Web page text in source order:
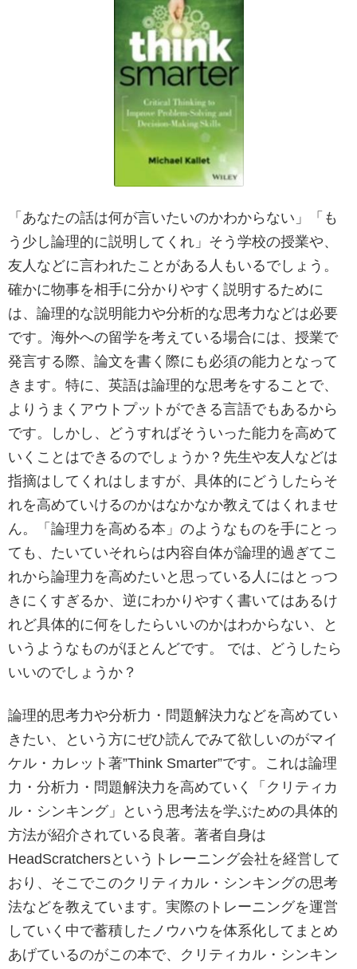
「あなたの話は何が言いたいのかわからない」「も
う少し論理的に説明してくれ」そう学校の授業や、
友人などに言われたことがある人もいるでしょう。
確かに物事を相手に分かりやすく説明するために
は、論理的な説明能力や分析的な思考力などは必要
です。海外への留学を考えている場合には、授業で
発言する際、論文を書く際にも必須の能力となって
きます。特に、英語は論理的な思考をすることで、
よりうまくアウトプットができる言語でもあるから
です。しかし、どうすればそういった能力を高めて
いくことはできるのでしょうか？先生や友人などは
指摘はしてくれはしますが、具体的にどうしたらそ
れを高めていけるのかはなかなか教えてはくれませ
ん。「論理力を高める本」のようなものを手にとっ
ても、たいていそれらは内容自体が論理的過ぎてこ
れから論理力を高めたいと思っている人にはとっつ
きにくすぎるか、逆にわかりやすく書いてはあるけ
れど具体的に何をしたらいいのかはわからない、と
いうようなものがほとんどです。 では、どうしたら
いいのでしょうか？
論理的思考力や分析力・問題解決力などを高めてい
きたい、という方にぜひ読んでみて欲しいのがマイ
ケル・カレット著”Think Smarter”です。これは論理
力・分析力・問題解決力を高めていく「クリティカ
ル・シンキング」という思考法を学ぶための具体的
方法が紹介されている良著。著者自身は
HeadScratchersというトレーニング会社を経営して
おり、そこでこのクリティカル・シンキングの思考
法などを教えています。実際のトレーニングを運営
していく中で蓄積したノウハウを体系化してまとめ
あげているのがこの本で、クリティカル・シンキン